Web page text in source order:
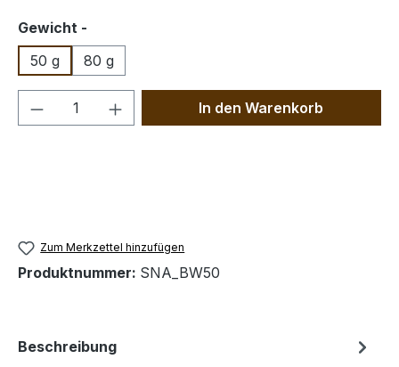
Gewicht -
50 g
80 g
Produkt Anzahl: Gib denIn den Warenkorb
Zum Merkzettel hinzufügen
Produktnummer: SNA_BW50
Beschreibung